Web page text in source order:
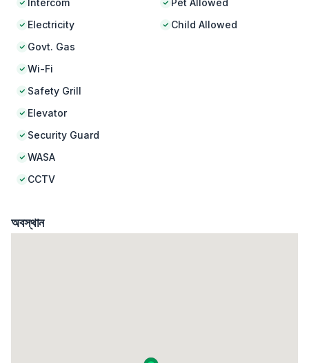
Intercom
Electricity
Govt. Gas
Wi-Fi
Safety Grill
Elevator
Security Guard
WASA
CCTV
Pet Allowed
Child Allowed
অবস্থান